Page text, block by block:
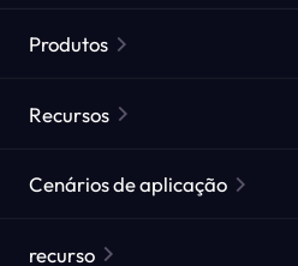
Produtos
Proxies Residenciais Estáticos
Recursos
Proxy para ISP
Cenários de aplicação
recurso